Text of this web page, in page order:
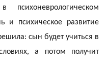
и психическое развитие
сын будет учиться в
а потом получит